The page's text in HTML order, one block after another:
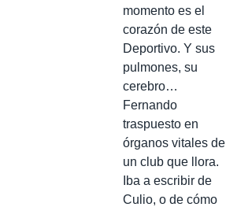
momento es el
corazón de este
Deportivo. Y sus
pulmones, su
cerebro…
Fernando
traspuesto en
órganos vitales de
un club que llora.
Iba a escribir de
Culio, o de cómo